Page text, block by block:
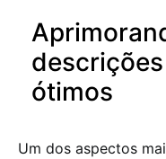
ótimos
Um dos aspectos